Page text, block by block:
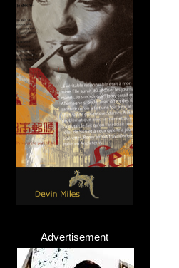
Advertisement